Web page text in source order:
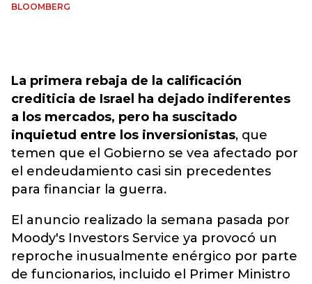
BLOOMBERG
La primera rebaja de la calificación
crediticia de Israel ha dejado indiferentes
a los mercados, pero ha suscitado
inquietud entre los inversionistas, que
temen que el Gobierno se vea afectado por
el endeudamiento casi sin precedentes
para financiar la guerra.
El anuncio realizado la semana pasada por
Moody's Investors Service ya provocó un
reproche inusualmente enérgico por parte
de funcionarios, incluido el Primer Ministro